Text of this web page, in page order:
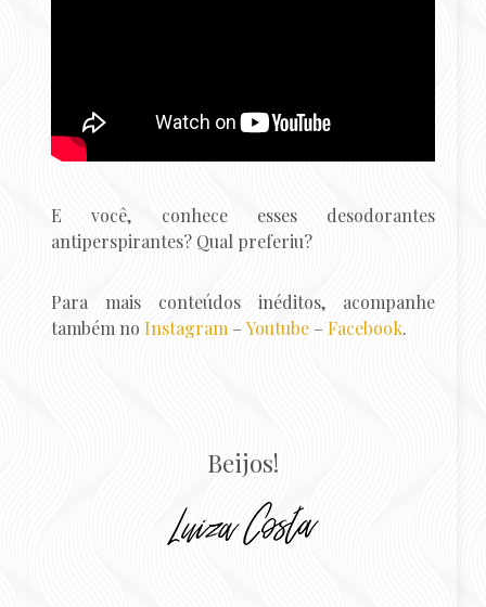
E você, conhece esses desodorantes
antiperspirantes? Qual preferiu?
Para mais conteúdos inéditos, acompanhe
também no Instagram –Youtube –Facebook.
Beijos!